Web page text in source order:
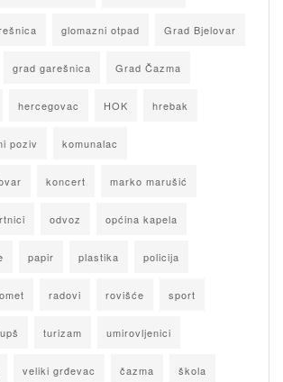
glomazni otpad Grad Bjelovar
grad garešnica Grad Čazma
hercegovac HOK hrebak
poziv komunalac
koncert marko marušić
odvoz općina kapela
papir plastika policija
radovi rovišće sport
turizam umirovljenici
veliki grđevac čazma škola